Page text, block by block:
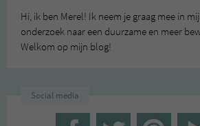
Hi, ik ben Merel! Ik neem je graag mee in
onderzoek naar een duurzame en meer
Welkom op mijn blog!
Social media